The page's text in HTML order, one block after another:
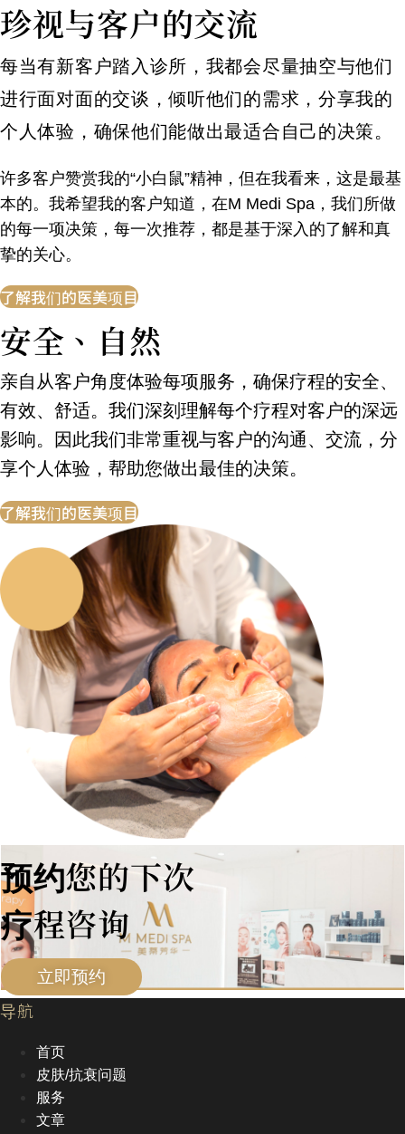
珍视与客户的交流
每当有新客户踏入诊所，我都会尽量抽空与他们
进行面对面的交谈，倾听他们的需求，分享我的
个人体验，确保他们能做出最适合自己的决策。
许多客户赞赏我的“小白鼠”精神，但在我看来，这是最基
本的。我希望我的客户知道，在M Medi Spa，我们所做
的每一项决策，每一次推荐，都是基于深入的了解和真
挚的关心。
了解我们的医美项目
安全、自然
亲自从客户角度体验每项服务，确保疗程的安全、
有效、舒适。我们深刻理解每个疗程对客户的深远
影响。因此我们非常重视与客户的沟通、交流，分
享个人体验，帮助您做出最佳的决策。
了解我们的医美项目
预约您的下次
疗程咨询
立即预约
导航
首页
皮肤/抗衰问题
服务
文章